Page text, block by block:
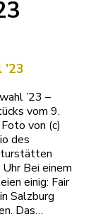
’23 –
vom 9.
von (c)
des
Bei einem
einig: Fair
Salzburg
Das…